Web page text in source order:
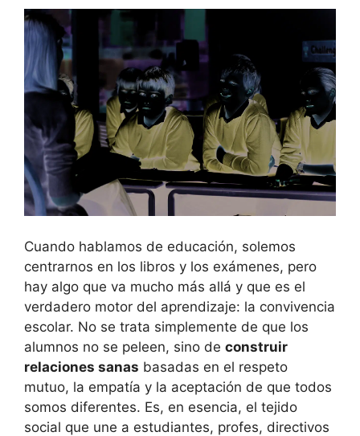
Cuando hablamos de educación, solemos
centrarnos en los libros y los exámenes, pero
hay algo que va mucho más allá y que es el
verdadero motor del aprendizaje: la convivencia
escolar. No se trata simplemente de que los
alumnos no se peleen, sino de construir
relaciones sanas basadas en el respeto
mutuo, la empatía y la aceptación de que todos
somos diferentes. Es, en esencia, el tejido
social que une a estudiantes, profes, directivos